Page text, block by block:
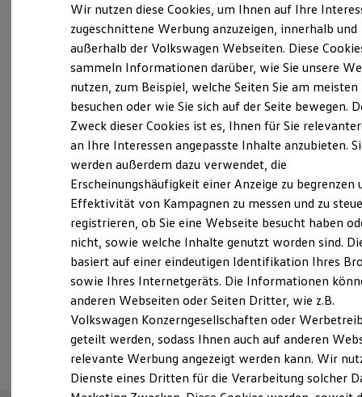
Elektroautos
ID. Tutorials
Elektrofahrzeugkonzepte
Reichweite
Reichweite der ID. Modelle
Reichweite im Winter
Laden
Laden unterwegs
Laden Zuhause
Ladezeitensimulator
Batterie
Sicherheit
Garantie und Lebensdauer
Nachhaltigkeit
Technologie
Kosten und Kauf
Verbrauchskosten
Kaufoptionen
E-Auto-Förderung
Software und Konnektivität
Die ID. Software 6
ID. Software Versionen und Updates
Digitale Extras
Schnittstellen zu Ihrem ID.
Probefahrt vereinbaren
Fahrzeugangebot anfordern
Servicetermin buchen
Serviceanfrage stellen
Wir nutzen diese Cookies, um Ihnen auf Ihre
zugeschnittene Werbung anzuzeigen, innerhalb und
außerhalb der Volkswagen Webseiten. Diese
sammeln Informationen darüber, wie Sie unsere
nutzen, zum Beispiel, welche Seiten Sie am meisten
besuchen oder wie Sie sich auf der Seite bewegen.
Zweck dieser Cookies ist es, Ihnen für Sie
an Ihre Interessen angepasste Inhalte anzubieten.
werden außerdem dazu verwendet, die
Erscheinungshäufigkeit einer Anzeige zu begrenzen
Effektivität von Kampagnen zu messen und zu
registrieren, ob Sie eine Webseite besucht haben
nicht, sowie welche Inhalte genutzt worden sind.
basiert auf einer eindeutigen Identifikation Ihres
sowie Ihres Internetgeräts. Die Informationen
anderen Webseiten oder Seiten Dritter, wie z.B.
Volkswagen Konzerngesellschaften oder
geteilt werden, sodass Ihnen auch auf anderen
relevante Werbung angezeigt werden kann. Wir
Dienste eines Dritten für die Verarbeitung solcher